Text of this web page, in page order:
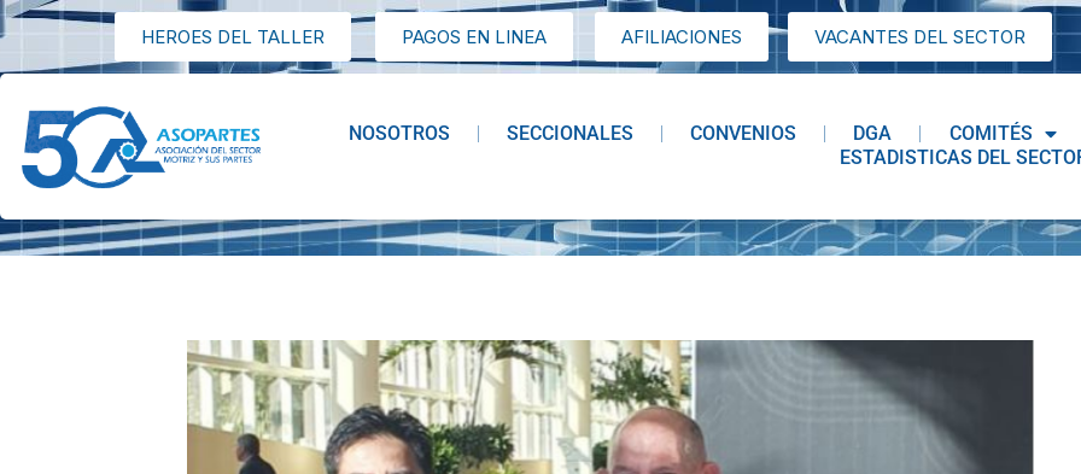
HEROES DEL TALLER PAGOS EN LINEA AFILIACIONES VACANTES DEL SECTOR
NOSOTROS SECCIONALES CONVENIOS DGA
COMITÉS
ESTADISTICAS DEL